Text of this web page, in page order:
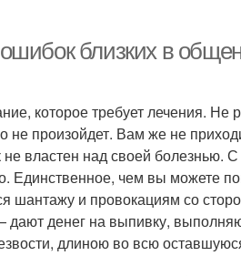
близких в
которое требует лечения. Не
не произойдет. Вам же не
властен над своей болезнью.
Единственное, чем вы можете
шантажу и провокациям со
дают денег на выпивку,
длиною во всю